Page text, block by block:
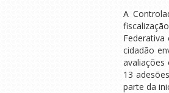
A
cidadão
13
parte da